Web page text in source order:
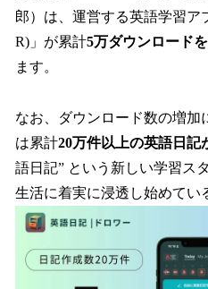
数
を
読
み
中
で
す
郎）は、運営する英語学習ア
R)」が累計5万ダウンロード
ます。
なお、ダウンロード数の増加
は累計20万件以上の英語日記
語日記” という新しい学習ス
生活に着実に浸透し始めてい